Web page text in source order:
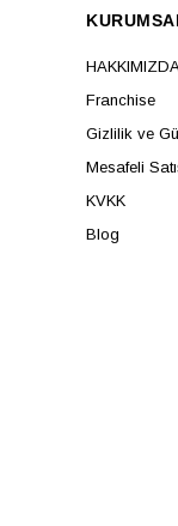
HAKKIMIZDA
Franchise
Gizlilik ve
Mesafeli
KVKK
Blog